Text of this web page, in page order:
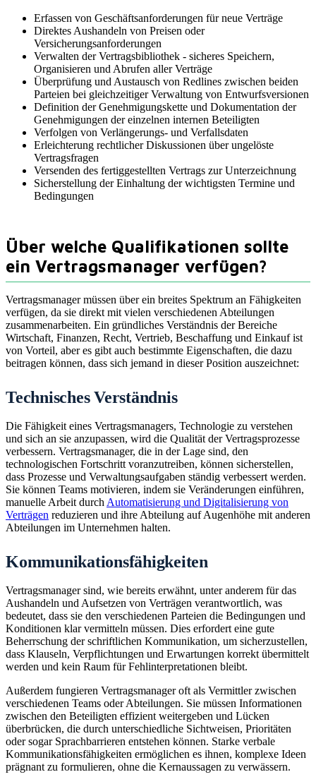
Erfassen von Geschäftsanforderungen für neue Verträge
Direktes Aushandeln von Preisen oder
Versicherungsanforderungen
Verwalten der Vertragsbibliothek - sicheres Speichern,
Organisieren und Abrufen aller Verträge
Überprüfung und Austausch von Redlines zwischen beiden
Parteien bei gleichzeitiger Verwaltung von Entwurfsversionen
Definition der Genehmigungskette und Dokumentation der
Genehmigungen der einzelnen internen Beteiligten
Verfolgen von Verlängerungs- und Verfallsdaten
Erleichterung rechtlicher Diskussionen über ungelöste
Vertragsfragen
Versenden des fertiggestellten Vertrags zur Unterzeichnung
Sicherstellung der Einhaltung der wichtigsten Termine und
Bedingungen
Über welche Qualifikationen sollte
ein Vertragsmanager verfügen?
Vertragsmanager müssen über ein breites Spektrum an Fähigkeiten
verfügen, da sie direkt mit vielen verschiedenen Abteilungen
zusammenarbeiten. Ein gründliches Verständnis der Bereiche
Wirtschaft, Finanzen, Recht, Vertrieb, Beschaffung und Einkauf ist
von Vorteil, aber es gibt auch bestimmte Eigenschaften, die dazu
beitragen können, dass sich jemand in dieser Position auszeichnet:
Technisches Verständnis
Die Fähigkeit eines Vertragsmanagers, Technologie zu verstehen
und sich an sie anzupassen, wird die Qualität der Vertragsprozesse
verbessern. Vertragsmanager, die in der Lage sind, den
technologischen Fortschritt voranzutreiben, können sicherstellen,
dass Prozesse und Verwaltungsaufgaben ständig verbessert werden.
Sie können Teams motivieren, indem sie Veränderungen einführen,
manuelle Arbeit durch Automatisierung und Digitalisierung von
Verträgen reduzieren und ihre Abteilung auf Augenhöhe mit anderen
Abteilungen im Unternehmen halten.
Kommunikationsfähigkeiten
Vertragsmanager sind, wie bereits erwähnt, unter anderem für das
Aushandeln und Aufsetzen von Verträgen verantwortlich, was
bedeutet, dass sie den verschiedenen Parteien die Bedingungen und
Konditionen klar vermitteln müssen. Dies erfordert eine gute
Beherrschung der schriftlichen Kommunikation, um sicherzustellen,
dass Klauseln, Verpflichtungen und Erwartungen korrekt übermittelt
werden und kein Raum für Fehlinterpretationen bleibt.
Außerdem fungieren Vertragsmanager oft als Vermittler zwischen
verschiedenen Teams oder Abteilungen. Sie müssen Informationen
zwischen den Beteiligten effizient weitergeben und Lücken
überbrücken, die durch unterschiedliche Sichtweisen, Prioritäten
oder sogar Sprachbarrieren entstehen können. Starke verbale
Kommunikationsfähigkeiten ermöglichen es ihnen, komplexe Ideen
prägnant zu formulieren, ohne die Kernaussagen zu verwässern.